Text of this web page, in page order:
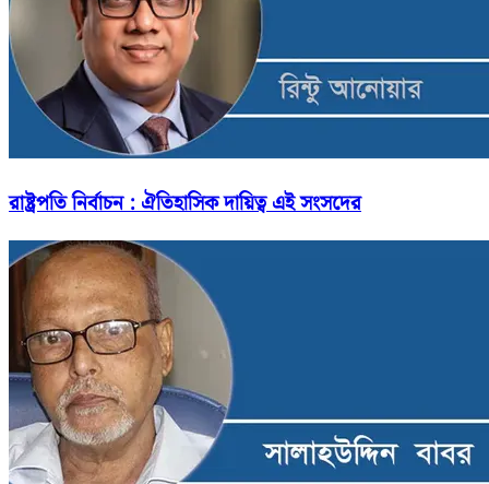
রাষ্ট্রপতি নির্বাচন : ঐতিহাসিক দায়িত্ব এই সংসদের